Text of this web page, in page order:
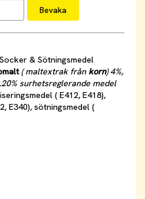
Bevaka
& Sötningsmedel
( maltextrak från korn) 4%,
surhetsreglerande medel
( E412, E418),
E340), sötningsmedel (